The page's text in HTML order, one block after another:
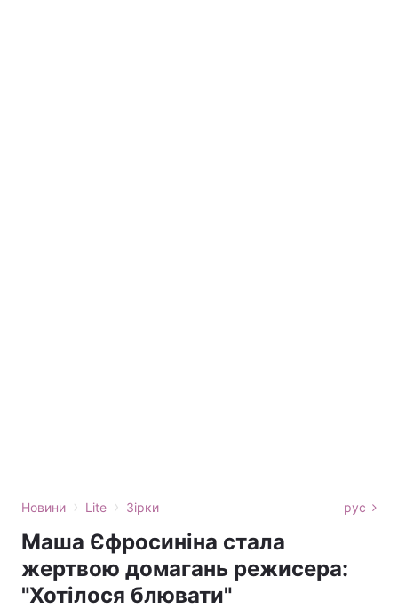
Новини › Lite › Зірки рус
Маша Єфросиніна стала
жертвою домагань режисера:
"Хотілося блювати"